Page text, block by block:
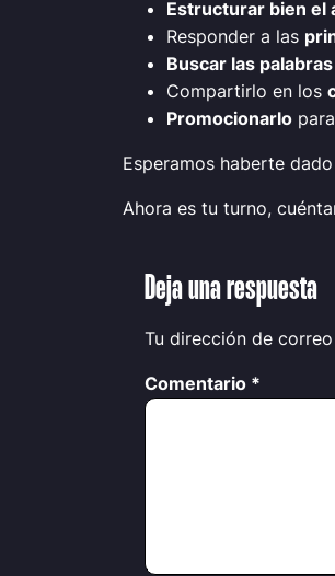
Estructurar bien el
Responder a las
Buscar las
Compartirlo en los
Promocionarlo
Esperamos haberte
Ahora es tu turno,
Deja una respuesta
Tu dirección de
Comentario *